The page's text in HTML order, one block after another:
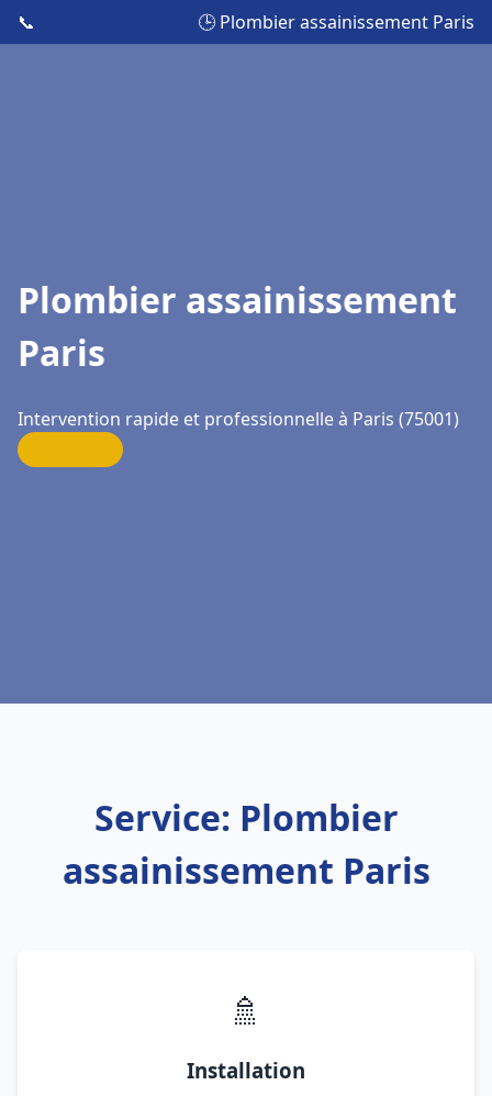
📞 🕒 Plombier assainissement Paris
Plombier assainissement
Paris
Intervention rapide et professionnelle à Paris (75001)
Service: Plombier
assainissement Paris
🚿
Installation